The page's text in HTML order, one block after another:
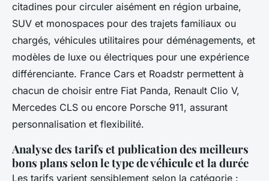
citadines pour circuler aisément en région urbaine,
SUV et monospaces pour des trajets familiaux ou
chargés, véhicules utilitaires pour déménagements, et
modèles de luxe ou électriques pour une expérience
différenciante. France Cars et Roadstr permettent à
chacun de choisir entre Fiat Panda, Renault Clio V,
Mercedes CLS ou encore Porsche 911, assurant
personnalisation et flexibilité.
Analyse des tarifs et publication des meilleurs
bons plans selon le type de véhicule et la durée
Les tarifs varient sensiblement selon la catégorie :